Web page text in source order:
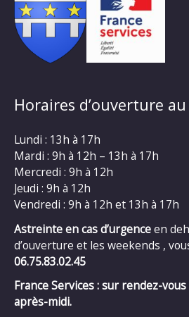
Horaires d’ouverture
Lundi : 13h à 17h
Mardi : 9h à 12h – 13h à 17h
Mercredi : 9h à 12h
Jeudi : 9h à 12h
Vendredi : 9h à 12h et 13h à 17h
Astreinte en cas d’urgenceen
d’ouverture et les weekends ,
06.75.83.02.45
France Services : sur rendez-
après-midi.